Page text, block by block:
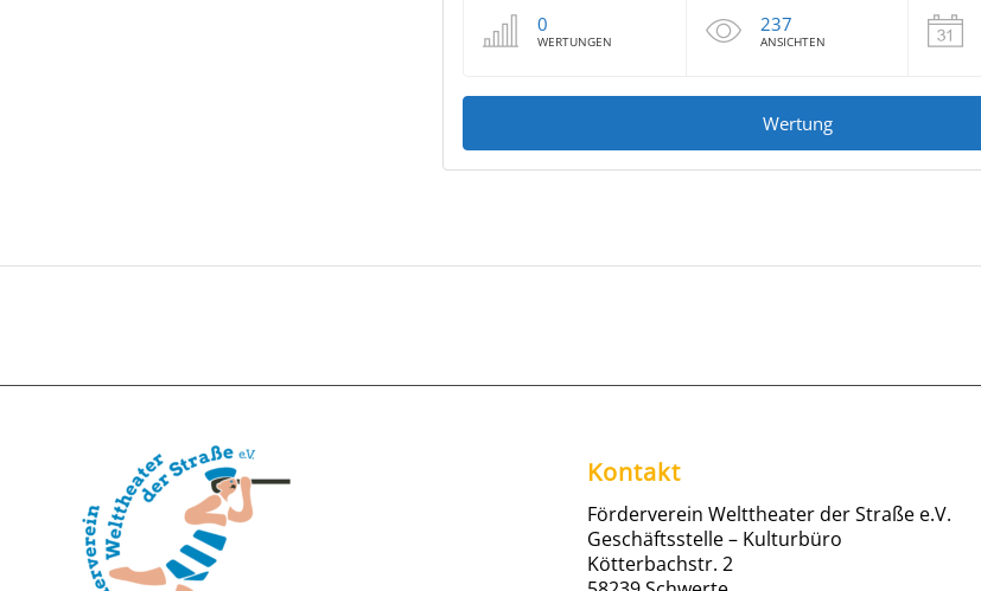
0
WERTUNGEN
237
ANSICHTEN
Wertung
Kontakt
Förderverein Welttheater der Straße e.V.
Geschäftsstelle – Kulturbüro
Kötterbachstr. 2